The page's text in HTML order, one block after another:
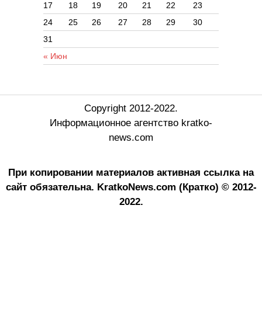
« Июн
17
18 19 20 21 22
23
24
25 26 27 28 29
30
31
Copyright 2012-2022.
Информационное агентство kratko-
news.com
При копировании материалов активная ссылка на
сайт обязательна. KratkoNews.com (Кратко) © 2012-
2022.